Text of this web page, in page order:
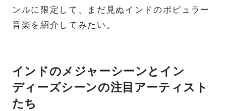
ンルに限定して、まだ見ぬインドのポピュラー
音楽を紹介してみたい。
インドのメジャーシーンとイン
ディーズシーンの注目アーティスト
たち